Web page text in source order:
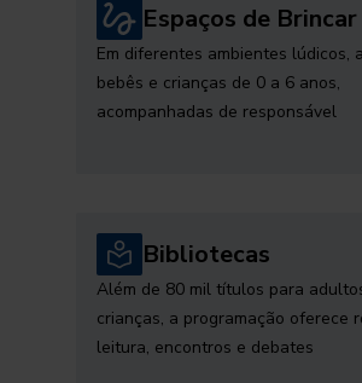
Espaços de Brincar
Em diferentes ambientes lúdicos,
bebês e crianças de 0 a 6 anos,
acompanhadas de responsável
Bibliotecas
Além de 80 mil títulos para
crianças, a programação oferece
leitura, encontros e debates